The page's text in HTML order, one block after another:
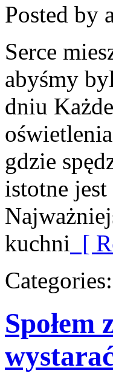
Posted by
Serce
abyśmy
dniu
gdzie
istotne
kuchni [
Categories:
Społem